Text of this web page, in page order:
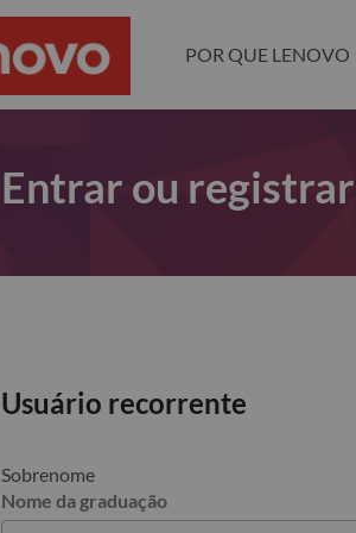
POR QUE LENOVO
Entrar ou
Usuário recorrente
Sobrenome
Nome da graduação